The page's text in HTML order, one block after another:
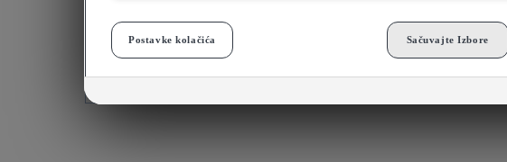
Postavke kolačića Sačuvajte Izbore